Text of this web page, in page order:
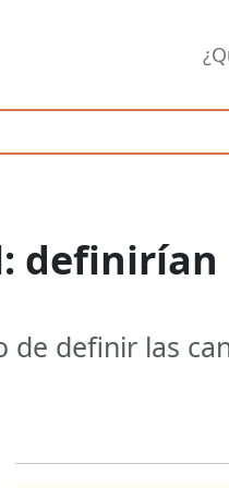
definirían
de definir las